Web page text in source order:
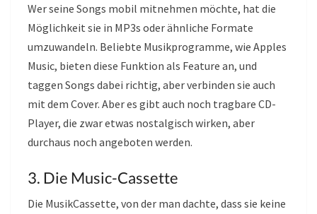
Wer seine Songs mobil mitnehmen möchte, hat die
Möglichkeit sie in MP3s oder ähnliche Formate
umzuwandeln. Beliebte Musikprogramme, wie Apples
Music, bieten diese Funktion als Feature an, und
taggen Songs dabei richtig, aber verbinden sie auch
mit dem Cover. Aber es gibt auch noch tragbare CD-
Player, die zwar etwas nostalgisch wirken, aber
durchaus noch angeboten werden.
3. Die Music-Cassette
Die MusikCassette, von der man dachte, dass sie keine